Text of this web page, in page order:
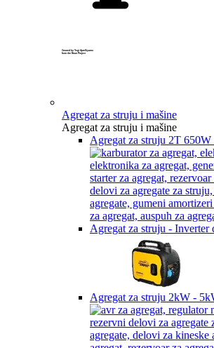
Created by Yogi Aprelliyanto
from the Noun Project
Agregat za struju i mašine
Agregat za struju i mašine
Agregat za struju 2T
Agregat za struju - Inverter
Agregat za struju 2kW -